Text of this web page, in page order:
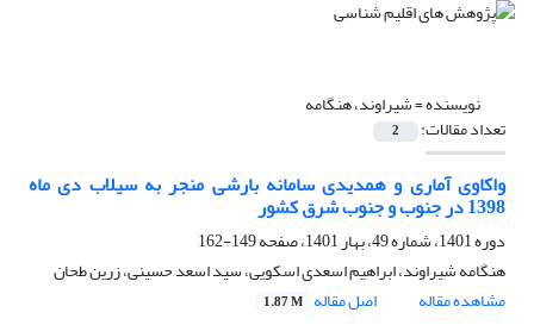
نویسنده =شیراوند، هنگامه
تعداد مقالات: 2
واکاوی آماری و همدیدی سامانه بارشی منجر به سیلاب دی ماه
1398 در جنوب و جنوب شرق کشور
دوره 1401، شماره 49، بهار 1401، صفحه
149-162
هنگامه شیراوند، ابراهیم اسعدی اسکویی، سید اسعد حسینی، زرین طحان
مشاهده مقاله
اصل مقاله 1.87 M